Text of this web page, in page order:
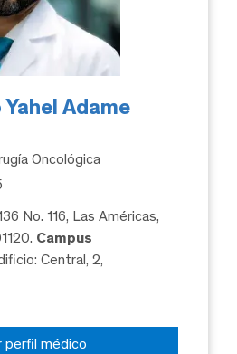
Adame
Oncológica
No. 116, Las Américas,
Campus
Central, 2,
perfil médico